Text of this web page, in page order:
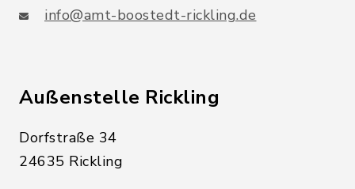
info@amt-boostedt-rickling.de
Außenstelle Rickling
Dorfstraße 34
24635 Rickling